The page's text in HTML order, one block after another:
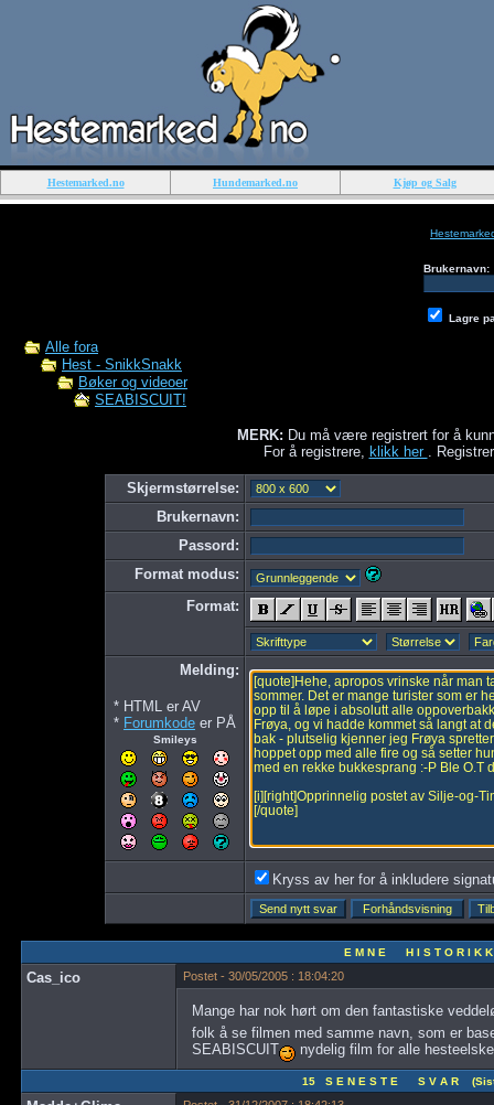
Hestemarked.no Hundemarked.no Kjøp og Salg
Brukernavn:
Lagre
Alle fora
Hest - SnikkSnakk
Bøker og videoer
SEABISCUIT!
MERK: Du må være registrert for å
For å registrere,
klikk her .
Skjermstørrelse:
Brukernavn:
Passord:
Format modus:
Format:
Melding:
* HTML er AV
* Forumkode er PÅ
Smileys
Kryss av her for å inkludere
E M N E H I S T O R I K K
Cas_ico Postet - 30/05/2005 : 18:04:20
Mange har nok hørt om den fantastiske
folk å se filmen med samme navn, som er
SEABISCUIT
nydelig film for alle
15 S E N E S T E S V A R